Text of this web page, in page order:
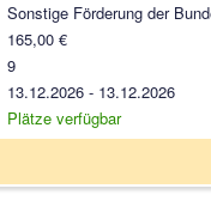
Sonstige Förderung der
165,00 €
9
13.12.2026 - 13.12.2026
Plätze verfügbar